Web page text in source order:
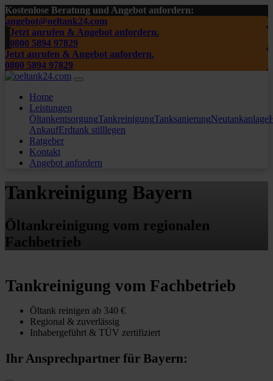
Kostenlose Beratung und Angebot anfordern:
angebot@oeltank24.com
Jetzt anrufen & Angebot anfordern.
0800 5894 97829
Jetzt anrufen & Angebot anfordern.
0800 5894 97829
Home
Leistungen
ÖltankentsorgungTankreinigungTanksanierungNeutankanlage
AnkaufErdtank stilllegen
Ratgeber
Kontakt
Angebot anfordern
Tankreinigung Bayern
Öltankreinigung vom regionalen
Fachbetrieb
Tankreinigung vom Fachbetrieb
Öltank reinigen ab 340 €
Regional & zuverlässig
Inhabergeführt & TÜV zertifiziert
Ihr Ansprechpartner für Bayern: